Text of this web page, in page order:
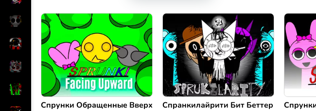
Спрунки Обращенные Вверх Спранкилайрити Бит Беттер